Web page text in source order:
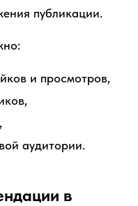
публикации.
и просмотров,
аудитории.
в